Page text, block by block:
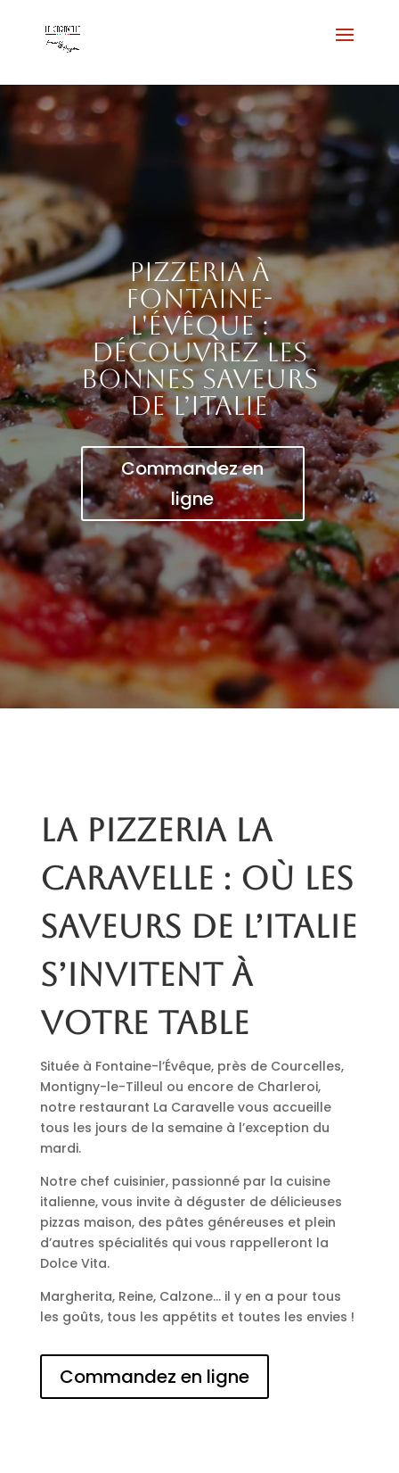
Pizzeria à
Fontaine-
l'Évêque :
découvrez les
bonnes saveurs
de l’Italie
Commandez en
ligne
La pizzeria La
Caravelle : où les
saveurs de l’Italie
s’invitent à
votre table
Située à Fontaine-l’Évêque, près de Courcelles,
Montigny-le-Tilleul ou encore de Charleroi,
notre restaurant La Caravelle vous accueille
tous les jours de la semaine à l’exception du
mardi.
Notre chef cuisinier, passionné par la cuisine
italienne, vous invite à déguster de délicieuses
pizzas maison, des pâtes généreuses et plein
d’autres spécialités qui vous rappelleront la
Dolce Vita.
Margherita, Reine, Calzone… il y en a pour tous
les goûts, tous les appétits et toutes les envies !
Commandez en ligne